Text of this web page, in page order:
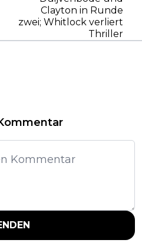
Clayton in Runde
zwei; Whitlock verliert
Thriller